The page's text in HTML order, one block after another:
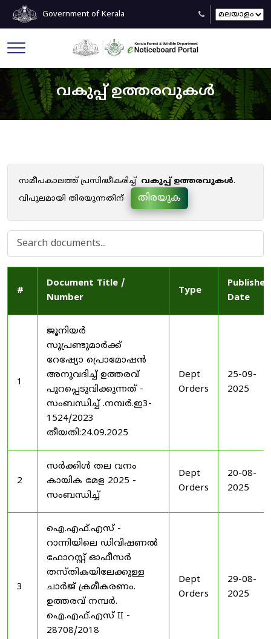
Government of Kerala
വകുപ്പ് ഉത്തരവുകൾ
സമീപകാലത്ത് പ്രസിദ്ധീകരിച്ച് വകുപ്പ് ഉത്തരവുകൾ.
വിപുലമായി തിരയുന്നതിന്
തിരയുക
#
Document Title /
Number
Type
Published
Date
1
ജൂനിയർ
സൂപ്രണ്ടുമാർക്ക്
റേഷ്യോ പ്രൊമോഷൻ
അനുവദിച്ച് ഉത്തരവ്
പുറപ്പെടുവിക്കുന്നത് -
സംബന്ധിച്ച് .നമ്പർ.ഇ3-
1524/2023
തീയതി:24.09.2025
Dept
Orders
25-09-
2025
2
സർക്കിൾ തല വനം
കായിക മേള 2025 -
സംബന്ധിച്ച്
Dept
Orders
20-08-
2025
3
ഐ.എഫ്.എസ് -
റാന്നിയിലെ ഡിവിഷണൽ
ഫോറസ്റ്റ് ഓഫീസർ
തസ്തികയിലേക്കുള്ള
ചാർജ് ക്രമീകരണം.
ഉത്തരവ് നമ്പർ.
ഐ.എഫ്.എസ് II -
28708/2018
Dept
Orders
29-08-
2025